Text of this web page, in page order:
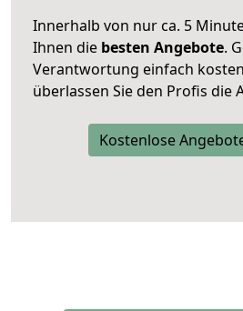
Innerhalb von nur ca. 5
Ihnen die besten Angebote.
Verantwortung einfach
überlassen Sie den Profis die
Kostenlose